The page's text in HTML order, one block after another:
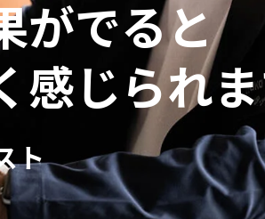
がでると
感じられ
ト